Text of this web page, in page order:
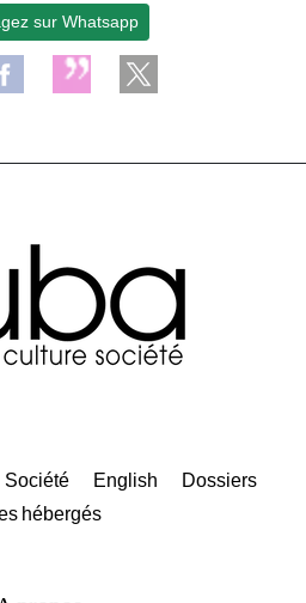
sur Whatsapp
Société English
Dossiers
hébergés